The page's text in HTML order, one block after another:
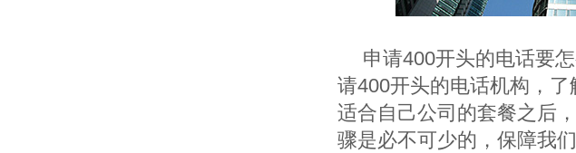
申请400开头的电话要
请400开头的电话机构，了
适合自己公司的套餐之后
骤是必不可少的，保障我